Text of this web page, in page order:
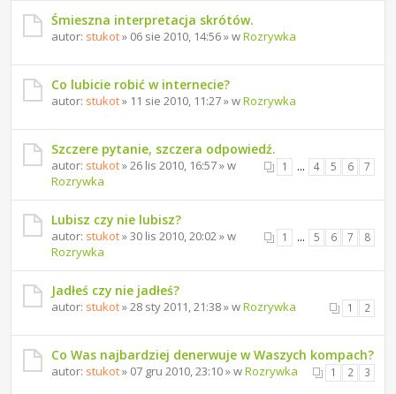
Śmieszna interpretacja skrótów.
autor: stukot» 06 sie 2010, 14:56 » wRozrywka
Co lubicie robić w internecie?
autor: stukot» 11 sie 2010, 11:27 » wRozrywka
Szczere pytanie, szczera odpowiedź.
1 … 4 5 6 7
autor: stukot» 26 lis 2010, 16:57 » w
Rozrywka
Lubisz czy nie lubisz?
1 … 5 6 7 8
autor: stukot» 30 lis 2010, 20:02 » w
Rozrywka
Jadłeś czy nie jadłeś?
1 2
autor: stukot» 28 sty 2011, 21:38 » wRozrywka
Co Was najbardziej denerwuje w Waszych kompach?
1 2 3
autor: stukot» 07 gru 2010, 23:10 » wRozrywka